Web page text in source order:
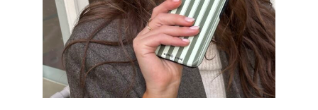
Accessoires
Sale
Collecties